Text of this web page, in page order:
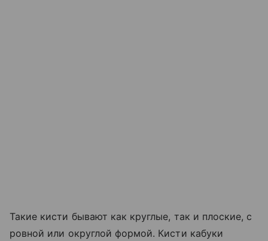
Такие кисти бывают как круглые, так и плоские, с
ровной или округлой формой. Кисти кабуки